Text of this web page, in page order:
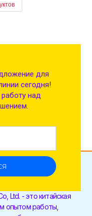
для
сегодня!
над
Ltd. - это китайская
опытом работы,